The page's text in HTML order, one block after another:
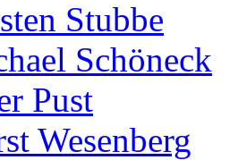
Stubbe
Schöneck
Pust
Wesenberg